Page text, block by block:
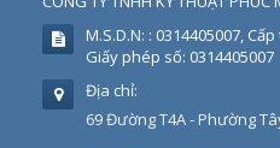
M.S.D.N: : 0314405007,
Giấy phép số: 0314405007
Địa chỉ:
69 Đường T4A - Phường